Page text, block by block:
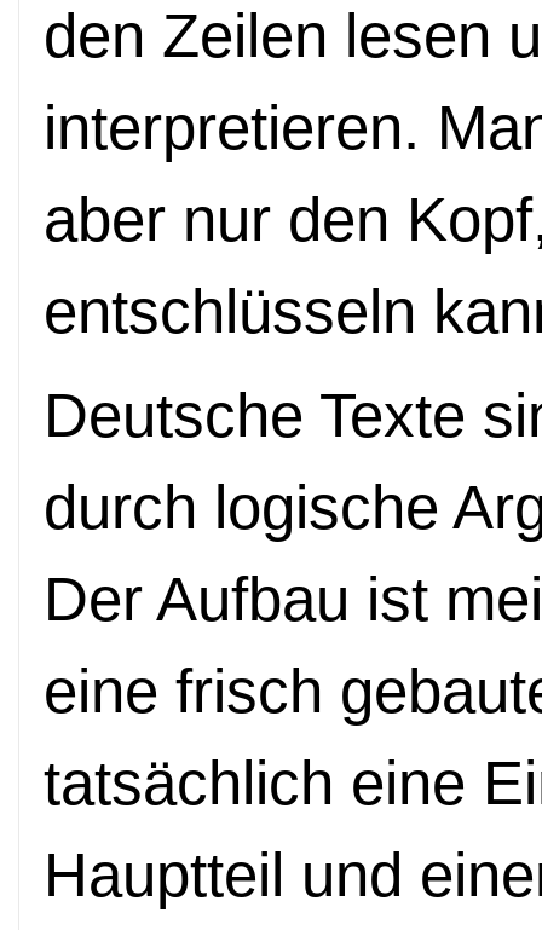
den Zeilen lesen
interpretieren.
aber nur den
entschlüsseln
Deutsche Texte
durch logische
Der Aufbau ist
eine frisch
tatsächlich eine
Hauptteil und